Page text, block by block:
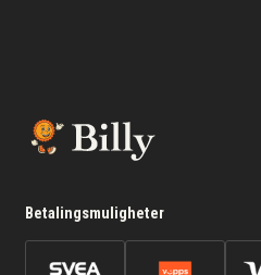
Betalingsmuligheter